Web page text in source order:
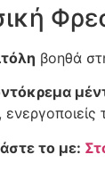
βοηθά
το με: